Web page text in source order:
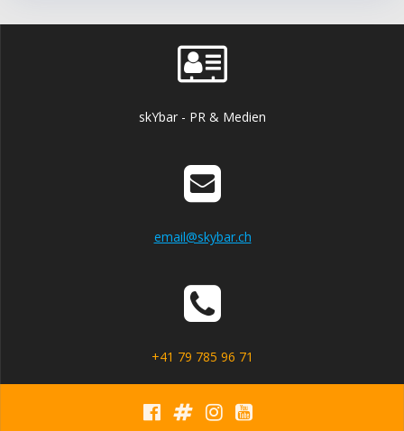
skYbar - PR & Medien
email@skybar.ch
+41 79 785 96 71